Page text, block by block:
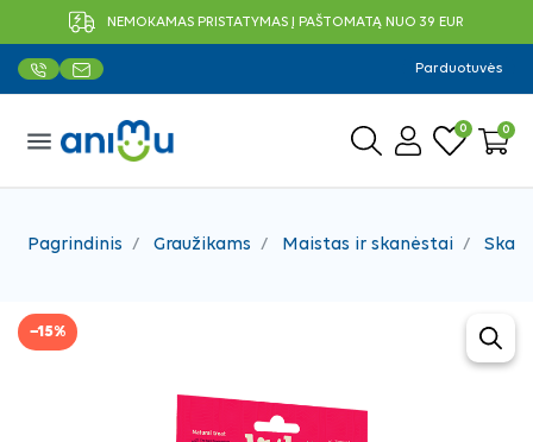
NEMOKAMAS PRISTATYMAS Į PAŠTOMATĄ NUO 39 EUR
Parduotuvės
menu 0 0
Pagrindinis Graužikams Maistas ir skanėstai
−15%